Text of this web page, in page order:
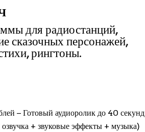
для радиостанций,
сказочных персонажей,
рингтоны.
− Готовый аудиоролик до 40 секунд
озвучка + звуковые эффекты + музыка)